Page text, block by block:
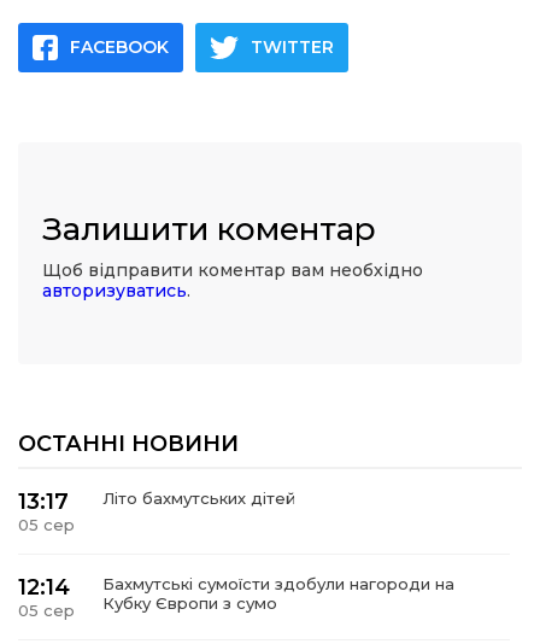
FACEBOOK TWITTER
Залишити коментар
Щоб відправити коментар вам необхідно
авторизуватись.
ОСТАННІ НОВИНИ
13:17
05 сер
Літо бахмутських дітей
12:14
05 сер
Бахмутські сумоїсти здобули нагороди на
Кубку Європи з сумо